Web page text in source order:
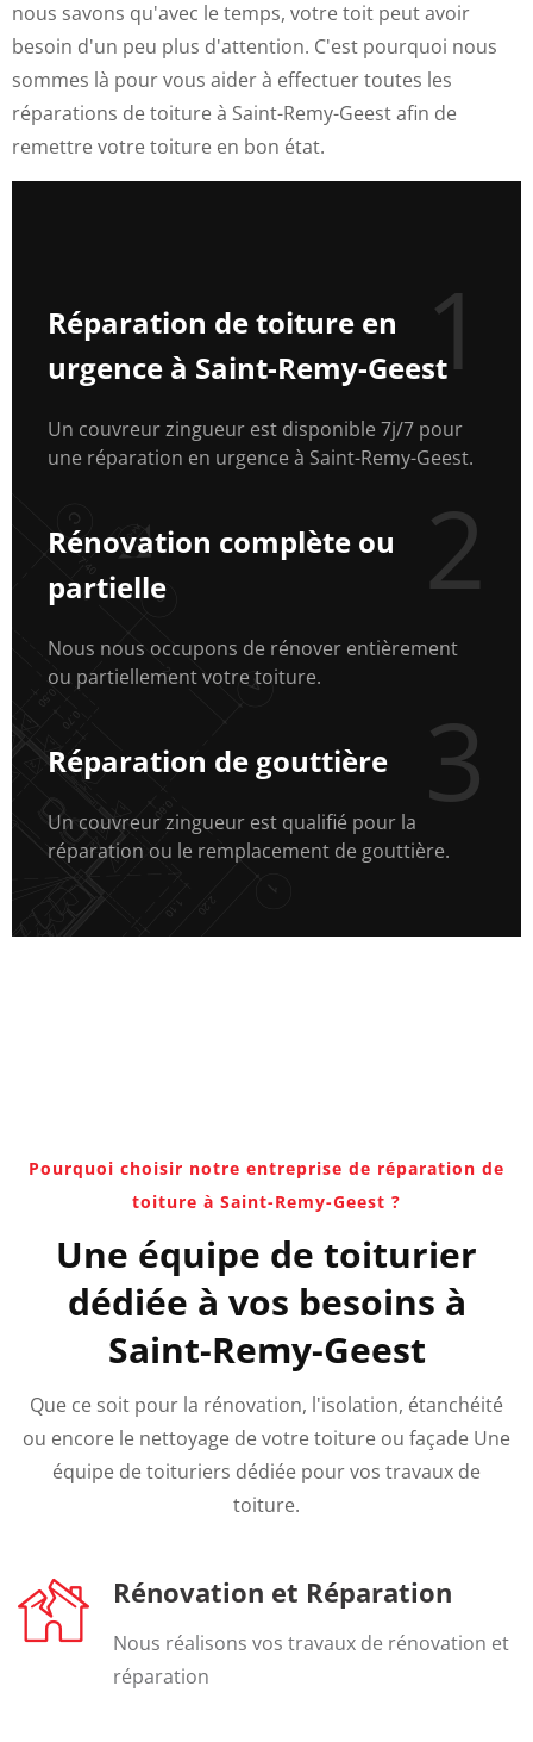
nous savons qu'avec le temps, votre toit peut avoir
besoin d'un peu plus d'attention. C'est pourquoi nous
sommes là pour vous aider à effectuer toutes les
réparations de toiture à Saint-Remy-Geest afin de
remettre votre toiture en bon état.
Réparation de toiture en
urgence à Saint-Remy-Geest
1
Un couvreur zingueur est disponible 7j/7 pour
une réparation en urgence à Saint-Remy-Geest.
Rénovation complète ou
partielle
2
Nous nous occupons de rénover entièrement
ou partiellement votre toiture.
Réparation de gouttière 3
Un couvreur zingueur est qualifié pour la
réparation ou le remplacement de gouttière.
Pourquoi choisir notre entreprise de réparation de
toiture à Saint-Remy-Geest ?
Une équipe de toiturier
dédiée à vos besoins à
Saint-Remy-Geest
Que ce soit pour la rénovation, l'isolation, étanchéité
ou encore le nettoyage de votre toiture ou façade Une
équipe de toituriers dédiée pour vos travaux de
toiture.
Rénovation et Réparation
Nous réalisons vos travaux de rénovation et
réparation